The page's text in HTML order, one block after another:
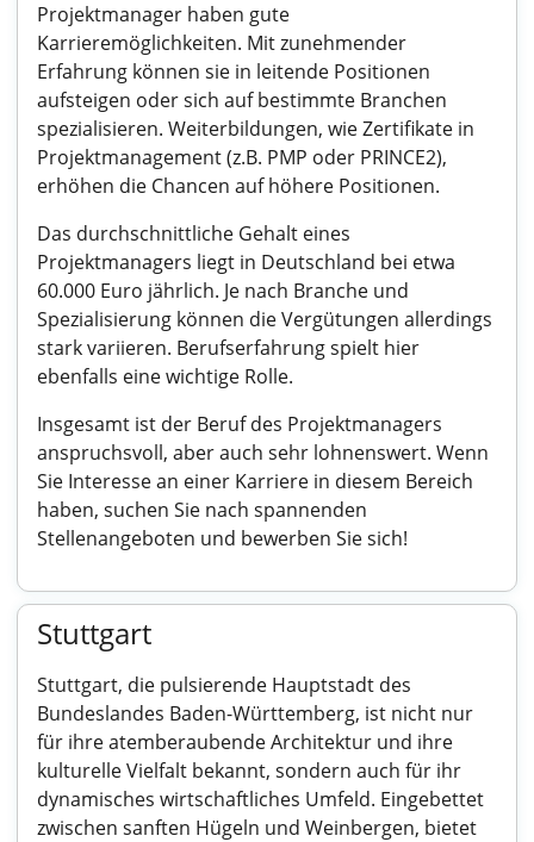
Projektmanager haben gute
Karrieremöglichkeiten. Mit zunehmender
Erfahrung können sie in leitende Positionen
aufsteigen oder sich auf bestimmte Branchen
spezialisieren. Weiterbildungen, wie Zertifikate in
Projektmanagement (z.B. PMP oder PRINCE2),
erhöhen die Chancen auf höhere Positionen.
Das durchschnittliche Gehalt eines
Projektmanagers liegt in Deutschland bei etwa
60.000 Euro jährlich. Je nach Branche und
Spezialisierung können die Vergütungen allerdings
stark variieren. Berufserfahrung spielt hier
ebenfalls eine wichtige Rolle.
Insgesamt ist der Beruf des Projektmanagers
anspruchsvoll, aber auch sehr lohnenswert. Wenn
Sie Interesse an einer Karriere in diesem Bereich
haben, suchen Sie nach spannenden
Stellenangeboten und bewerben Sie sich!
Stuttgart
Stuttgart, die pulsierende Hauptstadt des
Bundeslandes Baden-Württemberg, ist nicht nur
für ihre atemberaubende Architektur und ihre
kulturelle Vielfalt bekannt, sondern auch für ihr
dynamisches wirtschaftliches Umfeld. Eingebettet
zwischen sanften Hügeln und Weinbergen, bietet